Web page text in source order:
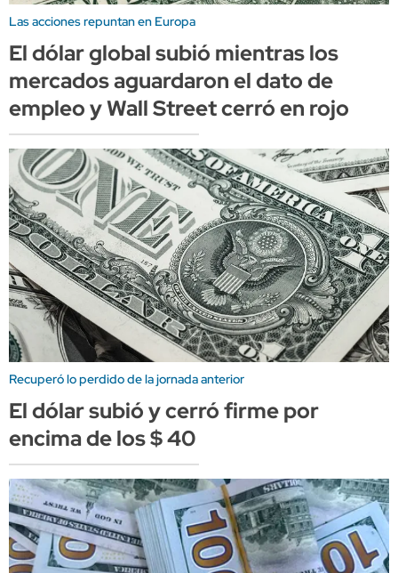
Las acciones repuntan en Europa
El dólar global subió mientras los
mercados aguardaron el dato de
empleo y Wall Street cerró en rojo
Recuperó lo perdido de la jornada anterior
El dólar subió y cerró firme por
encima de los $ 40